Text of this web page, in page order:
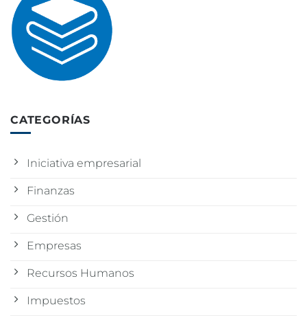
CATEGORÍAS
Iniciativa empresarial
Finanzas
Gestión
Empresas
Recursos Humanos
Impuestos